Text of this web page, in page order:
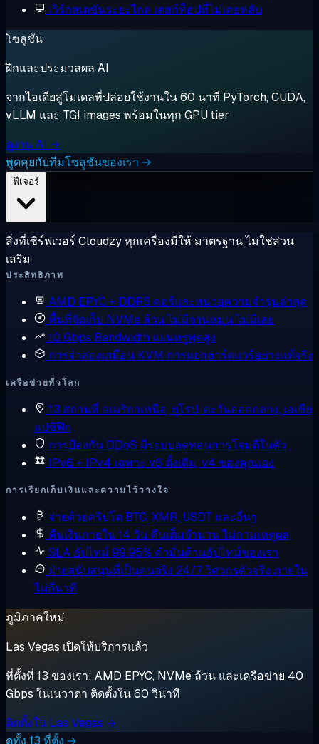
เวิร์กสเตชันระยะไกล เดสก์ท็อปที่ไม่เคยหลับ
โซลูชัน
ฝึกและประมวลผล AI
จากไอเดียสู่โมเดลที่ปล่อยใช้งานใน 60 นาที PyTorch, CUDA,
vLLM และ TGI images พร้อมในทุก GPU tier
ดูงาน AI →
พูดคุยกับทีมโซลูชันของเรา →
สิ่งที่เซิร์ฟเวอร์ Cloudzy ทุกเครื่องมีให้ มาตรฐาน ไม่ใช่ส่วน
เสริม
ประสิทธิภาพ
AMD EPYC + DDR5 คอร์และหน่วยความจำรุ่นล่าสุด
พื้นที่จัดเก็บ NVMe ล้วนไม่มีจานหมุน ไม่มีเลย
10 Gbps Bandwidth แผนทรูพุตสูง
การจำลองเสมือน KVM การแยกฮาร์ดแวร์อย่างแท้จริง
เครือข่ายทั่วโลก
13 สถานที่ อเมริกาเหนือ, ยุโรป, ตะวันออกกลาง, เอเชีย
แปซิฟิก
การป้องกัน DDoS มีระบบลดทอนการโจมตีในตัว
IPv6 + IPv4 เฉพาะ v6 ดั้งเดิม, v4 ของคุณเอง
การเรียกเก็บเงินและความไว้วางใจ
จ่ายด้วยคริปโต BTC, XMR, USDT และอื่นๆ
คืนเงินภายใน 14 วัน คืนเต็มจำนวน ไม่ถามเหตุผล
SLA อัปไทม์ 99.95% คำมั่นด้านอัปไทม์ของเรา
ฝ่ายสนับสนุนที่เป็นคนจริง 24/7วิศวกรตัวจริง ภายใน
ไม่กี่นาที
ภูมิภาคใหม่
Las Vegas เปิดให้บริการแล้ว
ที่ตั้งที่ 13 ของเรา: AMD EPYC, NVMe ล้วน และเครือข่าย 40
Gbps ในเนวาดา ติดตั้งใน 60 วินาที
ติดตั้งใน Las Vegas →
ดูทั้ง 13 ที่ตั้ง →